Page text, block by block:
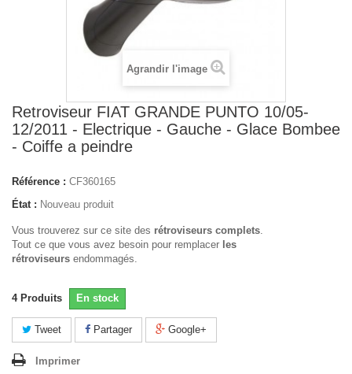
Agrandir l'image
Retroviseur FIAT GRANDE PUNTO 10/05-
12/2011 - Electrique - Gauche - Glace Bombee
- Coiffe a peindre
Référence : CF360165
État : Nouveau produit
Vous trouverez sur ce site des rétroviseurs complets.
Tout ce que vous avez besoin pour remplacer les
rétroviseurs endommagés.
4 Produits En stock
Tweet Partager Google+
Imprimer